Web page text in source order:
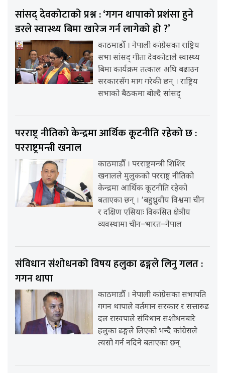
सांसद् देवकोटाको प्रश्न : ‘गगन थापाको प्रशंसा हुने
डरले स्वास्थ्य बिमा खारेज गर्न लागेको हो ?’
काठमाडौँ । नेपाली कांग्रेसका राष्ट्रिय
सभा सांसद् गीता देवकोटाले स्वास्थ्य
बिमा कार्यक्रम तत्काल अघि बढाउन
सरकारसँग माग गरेकी छन् । राष्ट्रिय
सभाको बैठकमा बोल्दै सांसद्
परराष्ट्र नीतिको केन्द्रमा आर्थिक कूटनीति रहेको छ :
परराष्ट्रमन्त्री खनाल
काठमाडौँ । परराष्ट्रमन्त्री शिशिर
खनालले मुलुकको परराष्ट्र नीतिको
केन्द्रमा आर्थिक कूटनीति रहेको
बताएका छन् । ‘बहुध्रुवीय विश्वमा चीन
र दक्षिण एसियाः विकसित क्षेत्रीय
व्यवस्थामा चीन–भारत–नेपाल
संविधान संशोधनको विषय हलुका ढङ्गले लिनु गलत :
गगन थापा
काठमाडौँ । नेपाली कांग्रेसका सभापति
गगन थापाले वर्तमान सरकार र सत्तारुढ
दल रास्वपाले संविधान संशोधनबारे
हलुका ढङ्गले लिएको भन्दै कांग्रेसले
त्यसो गर्न नदिने बताएका छन्